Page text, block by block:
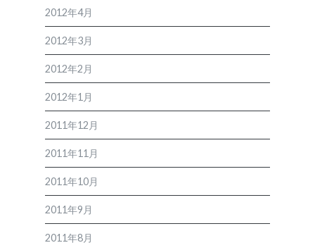
2012年4月
2012年3月
2012年2月
2012年1月
2011年12月
2011年11月
2011年10月
2011年9月
2011年8月